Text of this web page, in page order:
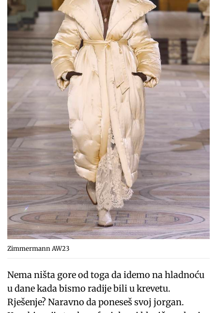
Zimmermann AW23
Nema ništa gore od toga da idemo na hladnoću
u dane kada bismo radije bili u krevetu.
Rješenje? Naravno da poneseš svoj jorgan.